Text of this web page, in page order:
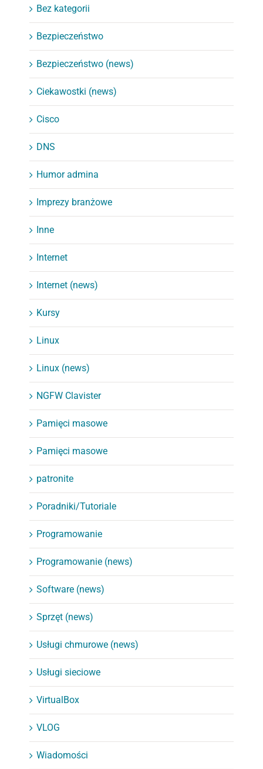
Bez kategorii
Bezpieczeństwo
Bezpieczeństwo (news)
Ciekawostki (news)
Cisco
DNS
Humor admina
Imprezy branżowe
Inne
Internet
Internet (news)
Kursy
Linux
Linux (news)
NGFW Clavister
Pamięci masowe
Pamięci masowe
patronite
Poradniki/Tutoriale
Programowanie
Programowanie (news)
Software (news)
Sprzęt (news)
Usługi chmurowe (news)
Usługi sieciowe
VirtualBox
VLOG
Wiadomości